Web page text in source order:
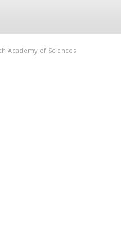
Academy of Sciences